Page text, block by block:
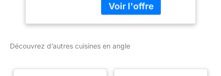
exceptionnelle. En
option, nous proposons
le système LED Vicco ou
d'éviers Bergstroem. Ce
comprend 17 modules
Découvrez d’autres cuisines en angle